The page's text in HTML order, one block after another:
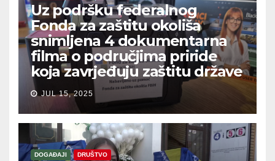
Uz podršku federalnog
Fonda za zaštitu okoliša
snimljena 4 dokumentarna
filma o područjima priride
koja zavrjeđuju zaštitu države
JUL 15, 2025
DOGAĐAJI DRUŠTVO